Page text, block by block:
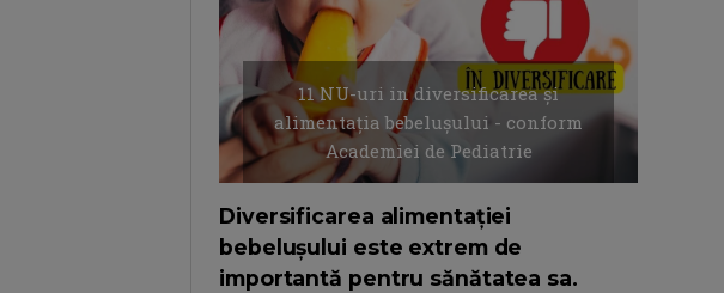
11 NU-uri in diversificarea și
alimentația bebelușului - conform
Academiei de Pediatrie
Diversificarea alimentației
bebelușului este extrem de
importantă pentru sănătatea sa.